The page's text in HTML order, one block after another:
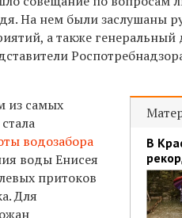
На нем были заслушаны
а также
В
из самых
водозабора
воды Енисея
притоков
Для